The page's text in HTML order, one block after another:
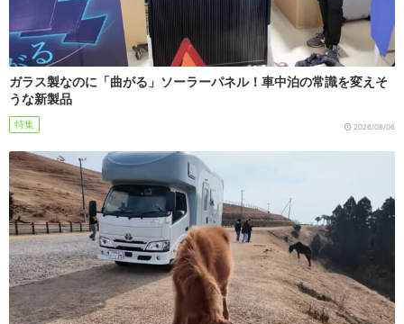
ガラス製なのに「曲がる」ソーラーパネル！車中泊の常識を変えそ
うな新製品
特集 2026/08/06